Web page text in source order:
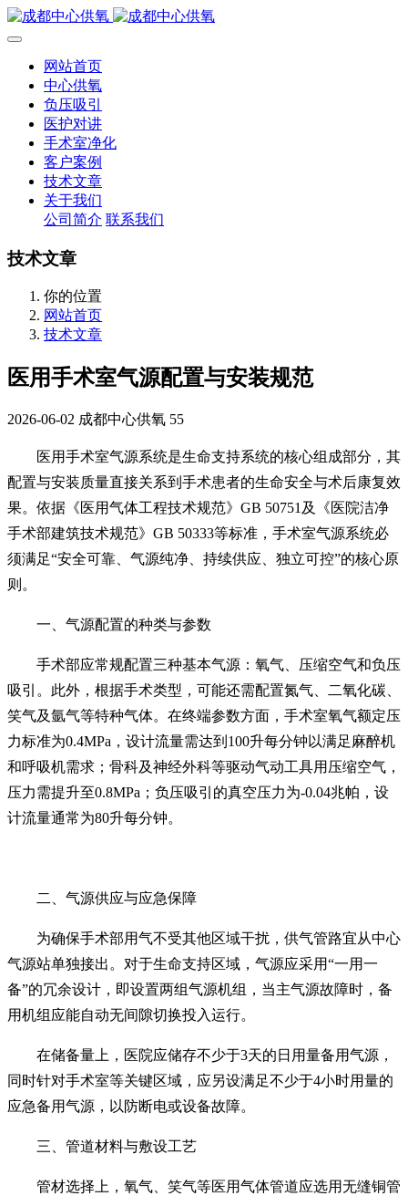
网站首页
中心供氧
负压吸引
医护对讲
手术室净化
客户案例
技术文章
关于我们
公司简介 联系我们
技术文章
你的位置
网站首页
技术文章
医用手术室气源配置与安装规范
2026-06-02 成都中心供氧 55
医用手术室气源系统是生命支持系统的核心组成部分，其
配置与安装质量直接关系到手术患者的生命安全与术后康复效
果。依据《医用气体工程技术规范》GB 50751及《医院洁净
手术部建筑技术规范》GB 50333等标准，手术室气源系统必
须满足“安全可靠、气源纯净、持续供应、独立可控”的核心原
则。
一、气源配置的种类与参数
手术部应常规配置三种基本气源：氧气、压缩空气和负压
吸引。此外，根据手术类型，可能还需配置氮气、二氧化碳、
笑气及氩气等特种气体。 在终端参数方面，手术室氧气额定压
力标准为0.4MPa，设计流量需达到100升每分钟以满足麻醉机
和呼吸机需求；骨科及神经外科等驱动气动工具用压缩空气，
压力需提升至0.8MPa ；负压吸引的真空压力为-0.04兆帕，设
计流量通常为80升每分钟。
二、气源供应与应急保障
为确保手术部用气不受其他区域干扰，供气管路宜从中心
气源站单独接出。对于生命支持区域，气源应采用“一用一
备”的冗余设计，即设置两组气源机组，当主气源故障时，备
用机组应能自动无间隙切换投入运行。
在储备量上，医院应储存不少于3天的日用量备用气源，
同时针对手术室等关键区域，应另设满足不少于4小时用量的
应急备用气源，以防断电或设备故障。
三、管道材料与敷设工艺
管材选择上，氧气、笑气等医用气体管道应选用无缝铜管